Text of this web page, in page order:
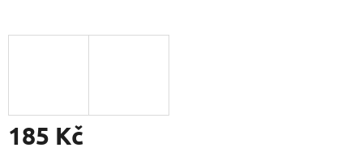
185 Kč